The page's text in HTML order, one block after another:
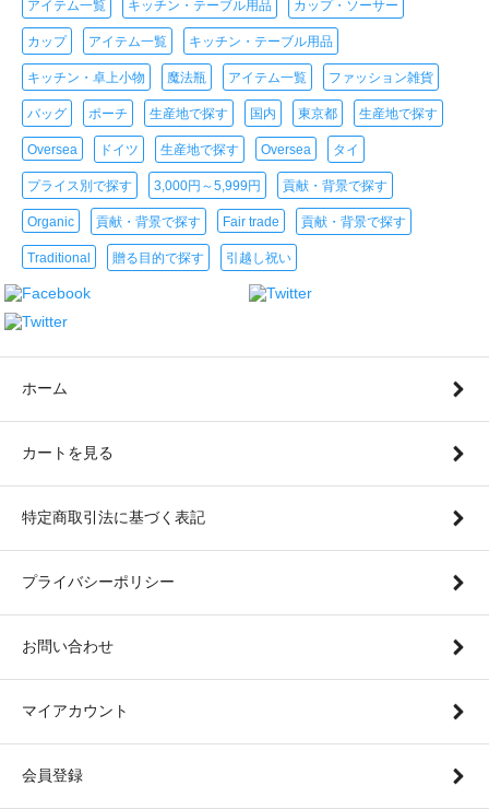
アイテム一覧 キッチン・テーブル用品 カップ・ソーサー
カップ アイテム一覧 キッチン・テーブル用品
キッチン・卓上小物 魔法瓶 アイテム一覧 ファッション雑貨
バッグ ポーチ 生産地で探す 国内 東京都 生産地で探す
Oversea ドイツ 生産地で探す Oversea タイ
プライス別で探す 3,000円～5,999円 貢献・背景で探す
Organic 貢献・背景で探す Fair trade 貢献・背景で探す
Traditional 贈る目的で探す 引越し祝い
ホーム
カートを見る
特定商取引法に基づく表記
プライバシーポリシー
お問い合わせ
マイアカウント
会員登録